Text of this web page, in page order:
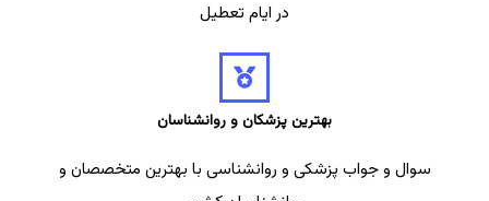
در ایام تعطیل
بهترین پزشکان و روانشناسان
سوال و جواب پزشکی و روانشناسی با بهترین متخصصان و